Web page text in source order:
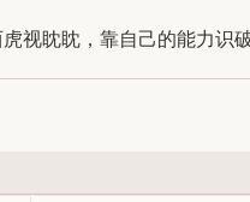
视眈眈，靠自己的能力识